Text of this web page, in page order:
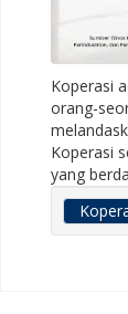
Koperasi
orang-
Koperasi
yang